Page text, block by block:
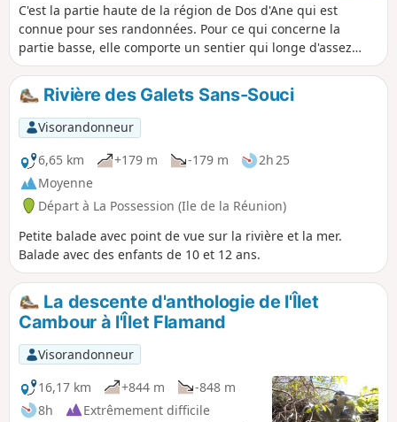
C'est la partie haute de la région de Dos d'Ane qui est
connue pour ses randonnées. Pour ce qui concerne la
partie basse, elle comporte un sentier qui longe d'assez
près le rempart et qui s'appelle le Sentier de Bord.
Certaines parties sont cependant urbaines et en travaux
mais l'accès est autorisé. La partie haute chemine sur une
crête avec une forêt de moyenne altitude. L'arrivée à l'aire
de décollage des parapentes offre une vue unique sur le
littoral de la Possession à Saint-Paul.
Rivière des Galets Sans-Souci
Visorandonneur
6,65 km
+179 m -179 m
2h 25
Moyenne
Départ à La Possession (Ile de la Réunion)
Petite balade avec point de vue sur la rivière et la mer.
Balade avec des enfants de 10 et 12 ans.
La descente d'anthologie de l'Îlet
Cambour à l'Îlet Flamand
Visorandonneur
16,17 km
+844 m
-848 m
8h
Extrêmement difficile